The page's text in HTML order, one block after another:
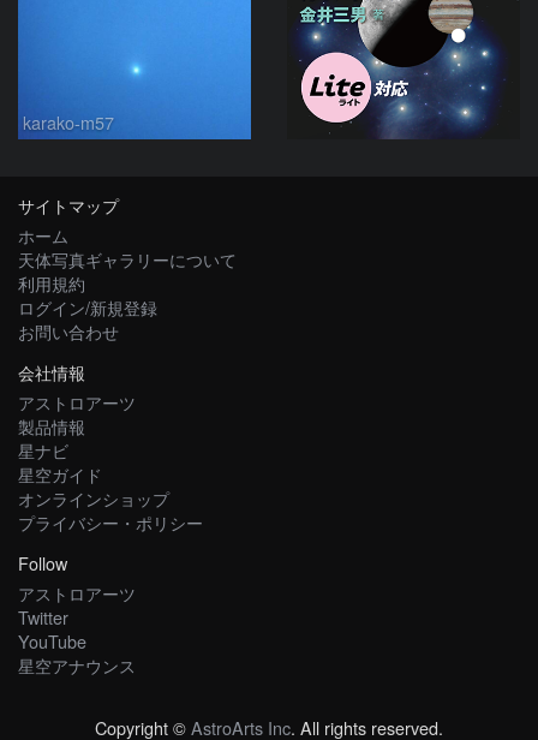
karako-m57
サイトマップ
ホーム
天体写真ギャラリーについて
利用規約
ログイン/新規登録
お問い合わせ
会社情報
アストロアーツ
製品情報
星ナビ
星空ガイド
オンラインショップ
プライバシー・ポリシー
Follow
アストロアーツ
Twitter
YouTube
星空アナウンス
Copyright ©AstroArts Inc. All rights reserved.